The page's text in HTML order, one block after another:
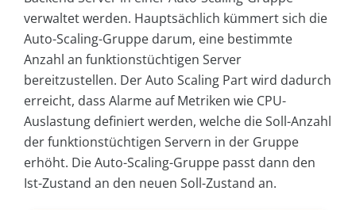
verwaltet werden. Hauptsächlich kümmert sich die
Auto-Scaling-Gruppe darum, eine bestimmte
Anzahl an funktionstüchtigen Server
bereitzustellen. Der Auto Scaling Part wird dadurch
erreicht, dass Alarme auf Metriken wie CPU-
Auslastung definiert werden, welche die Soll-Anzahl
der funktionstüchtigen Servern in der Gruppe
erhöht. Die Auto-Scaling-Gruppe passt dann den
Ist-Zustand an den neuen Soll-Zustand an.